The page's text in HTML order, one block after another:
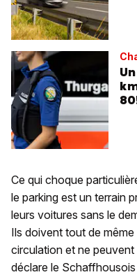
Ce qui choque
le parking est un terrain
leurs voitures sans le
Ils doivent tout de
circulation et ne
déclare le